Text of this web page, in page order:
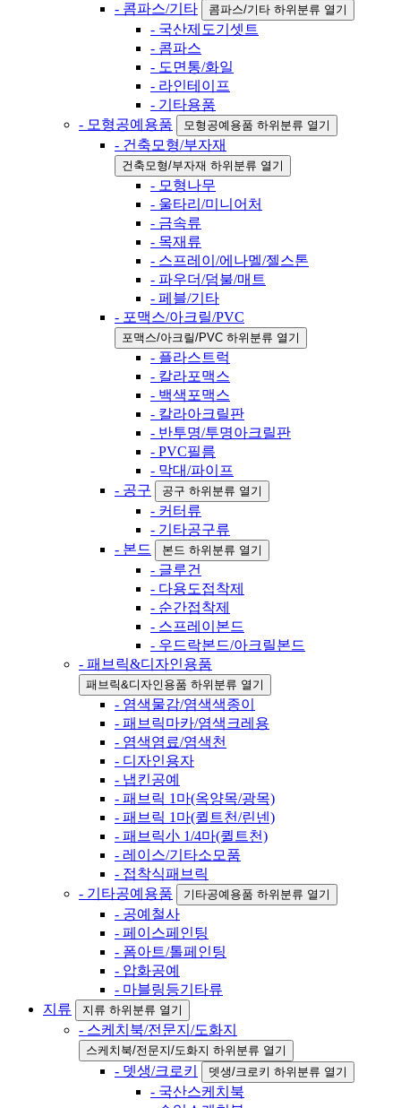
- 콤파스/기타
콤파스/기타 하위분류 열기
- 국산제도기셋트
- 콤파스
- 도면통/화일
- 라인테이프
- 기타용품
- 모형공예용품
모형공예용품 하위분류 열기
- 건축모형/부자재
건축모형/부자재 하위분류 열기
- 모형나무
- 울타리/미니어처
- 금속류
- 목재류
- 스프레이/에나멜/젤스톤
- 파우더/덤불/매트
- 페블/기타
- 포맥스/아크릴/PVC
포맥스/아크릴/PVC 하위분류 열기
- 플라스트럭
- 칼라포맥스
- 백색포맥스
- 칼라아크릴판
- 반투명/투명아크릴판
- PVC필름
- 막대/파이프
- 공구
공구 하위분류 열기
- 커터류
- 기타공구류
- 본드
본드 하위분류 열기
- 글루건
- 다용도접착제
- 순간접착제
- 스프레이본드
- 우드락본드/아크릴본드
- 패브릭&디자인용품
패브릭&디자인용품 하위분류 열기
- 염색물감/염색색종이
- 패브릭마카/염색크레용
- 염색염료/염색천
- 디자인용자
- 냅킨공예
- 패브릭 1마(옥양목/광목)
- 패브릭 1마(퀼트천/린넨)
- 패브릭小 1/4마(퀼트천)
- 레이스/기타소모품
- 접착식패브릭
- 기타공예용품
기타공예용품 하위분류 열기
- 공예철사
- 페이스페인팅
- 폼아트/톨페인팅
- 압화공예
- 마블링등기타류
지류
지류 하위분류 열기
- 스케치북/전문지/도화지
스케치북/전문지/도화지 하위분류 열기
- 뎃생/크로키 뎃생/크로키 하위분류 열기
- 국산스케치북